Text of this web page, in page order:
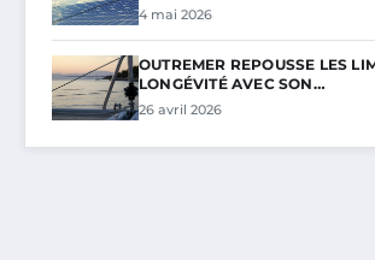
4 mai 2026
OUTREMER REPOUSSE LES
LONGÉVITÉ AVEC SON…
26 avril 2026